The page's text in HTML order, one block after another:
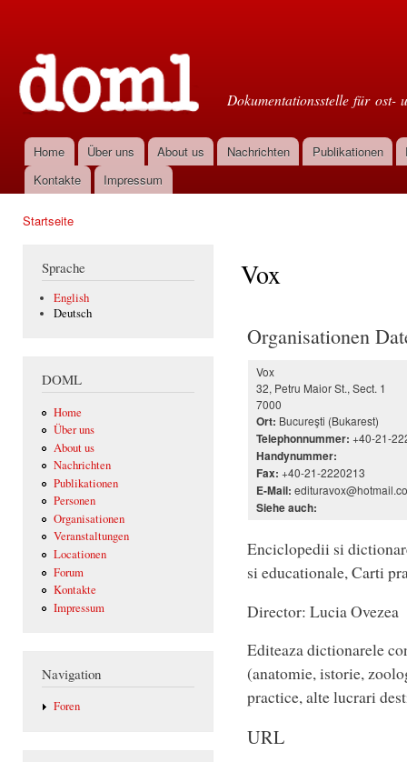
Dokumentationsstelle für ost-
Hauptmenü
Home Über uns About us Nachrichten Publikationen
Kontakte
Impressum
Startseite
Sprache
English
Deutsch
DOML
Home
Über uns
About us
Nachrichten
Publikationen
Personen
Organisationen
Veranstaltungen
Locationen
Forum
Kontakte
Impressum
Navigation
Foren
Vox
Organisationen
Vox
32, Petru Maior St., Sect. 1
7000
Ort: Bucureşti (Bukarest)
Telephonnummer: +40-21-
Handynummer:
Fax: +40-21-2220213
E-Mail:
Siehe auch:
Enciclopedii si
si educationale, Carti
Director: Lucia Ovezea
Editeaza dictionarele
(anatomie, istorie,
practice, alte lucrari
URL